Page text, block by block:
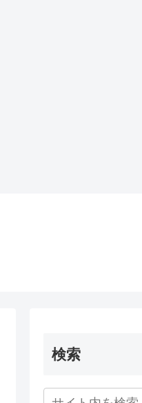
検索